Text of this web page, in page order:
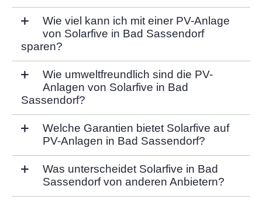
Wie viel kann ich mit einer PV-Anlage
von Solarfive in Bad Sassendorf
sparen?
Wie umweltfreundlich sind die PV-
Anlagen von Solarfive in Bad
Sassendorf?
Welche Garantien bietet Solarfive auf
PV-Anlagen in Bad Sassendorf?
Was unterscheidet Solarfive in Bad
Sassendorf von anderen Anbietern?